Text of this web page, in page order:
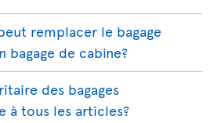
remplacer le bagage
bagage de cabine?
des bagages
à tous les articles?